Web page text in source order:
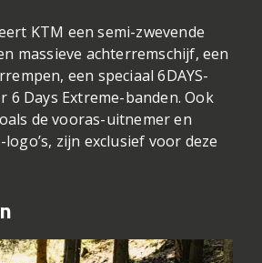
KTM een semi-zwevende
massieve achterremschijf, een
een speciaal 6DAYS-
6 Days Extreme-banden. Ook
de vooras-uitnemer en
logo’s, zijn exclusief voor deze